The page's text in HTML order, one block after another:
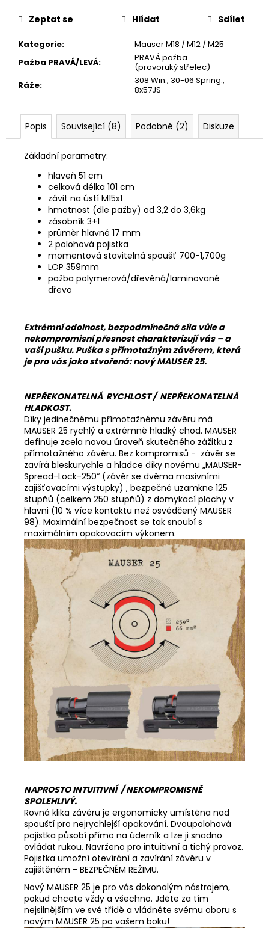
Kategorie:
Mauser M18 / M12 / M25
Pažba PRAVÁ/LEVÁ:
PRAVÁ pažba
(pravoruký střelec)
Ráže:
308 Win., 30-06 Spring.,
8x57JS
Zeptat se Hlídat Sdílet
Popis Související (8) Podobné (2) Diskuze
Základní parametry:
hlaveň 51 cm
celková délka 101 cm
závit na ústí M15x1
hmotnost (dle pažby) od 3,2 do 3,6kg
zásobník 3+1
průměr hlavně 17 mm
2 polohová pojistka
momentová stavitelná spoušť 700-1,700g
LOP 359mm
pažba polymerová/dřevěná/laminované
dřevo
Extrémní odolnost, bezpodmínečná síla vůle a
nekompromisní přesnost charakterizují vás – a
vaši pušku. Puška s přímotažným závěrem, která
je pro vás jako stvořená: nový MAUSER 25.
NEPŘEKONATELNÁ RYCHLOST / NEPŘEKONATELNÁ
HLADKOST.
Díky jedinečnému přímotažnému závěru má
MAUSER 25 rychlý a extrémně hladký chod. MAUSER
definuje zcela novou úroveň skutečného zážitku z
přímotažného závěru. Bez kompromisů - závěr se
zavírá bleskurychle a hladce díky novému „MAUSER-
Spread-Lock-250“ (závěr se dvěma masivními
zajišťovacími výstupky) , bezpečně uzamkne 125
stupňů (celkem 250 stupňů) z domykací plochy v
hlavni (10 % více kontaktu než osvědčený MAUSER
98). Maximální bezpečnost se tak snoubí s
maximálním opakovacím výkonem.
NAPROSTO INTUITIVNÍ / NEKOMPROMISNĚ
SPOLEHLIVÝ.
Rovná klika závěru je ergonomicky umístěna nad
spouští pro nejrychlejší opakování. Dvoupolohová
pojistka působí přímo na úderník a lze ji snadno
ovládat rukou. Navrženo pro intuitivní a tichý provoz.
Pojistka umožní otevírání a zavírání závěru v
zajištěném - BEZPEČNÉM REŽIMU.
Nový MAUSER 25 je pro vás dokonalým nástrojem,
pokud chcete vždy a všechno. Jděte za tím
nejsilnějším ve své třídě a vládněte svému oboru s
novým MAUSER 25 po vašem boku!
Kč